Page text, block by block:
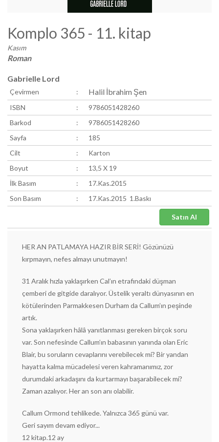
Komplo 365 - 11. kitap
Kasım
Roman
Gabrielle Lord
Çevirmen : Halil İbrahim Şen
ISBN :
9786051428260
Barkod
:
9786051428260
Sayfa
:
185
Cilt
:
Karton
Boyut
:
13,5 X 19
İlk Basım
:
17.Kas.2015
Son Basım
: 17.Kas.2015 1.Baskı
HER AN PATLAMAYA HAZIR BİR SERİ! Gözünüzü
kırpmayın, nefes almayı unutmayın!
31 Aralık hızla yaklaşırken Cal’ın etrafındaki düşman
çemberi de gitgide daralıyor. Üstelik yeraltı dünyasının en
kötülerinden Parmakkesen Durham da Callum’ın peşinde
artık.
Sona yaklaşırken hâlâ yanıtlanması gereken birçok soru
var. Son nefesinde Callum’ın babasının yanında olan Eric
Blair, bu soruların cevaplarını verebilecek mi? Bir yandan
hayatta kalma mücadelesi veren kahramanımız, zor
durumdaki arkadaşını da kurtarmayı başarabilecek mi?
Zaman azalıyor. Her an son anı olabilir.
Callum Ormond tehlikede. Yalnızca 365 günü var.
Geri sayım devam ediyor...
12 kitap.12 ay